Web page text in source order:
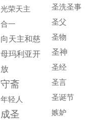
光荣天主
合一
向天主和慈
母玛利亚开
放
守斋
年轻人
成圣
圣洗圣事
圣父
圣物
圣神
圣经
圣言
圣诞节
嫉妒